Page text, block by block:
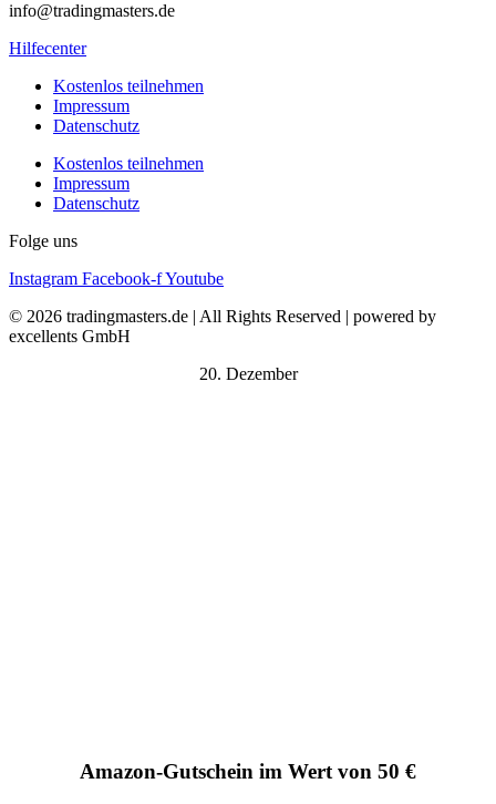
info@tradingmasters.de
Hilfecenter
Kostenlos teilnehmen
Impressum
Datenschutz
Kostenlos teilnehmen
Impressum
Datenschutz
Folge uns
Instagram Facebook-fYoutube
© 2026 tradingmasters.de | All Rights Reserved | powered by
excellents GmbH
20. Dezember
Amazon-Gutschein im Wert von 50 €